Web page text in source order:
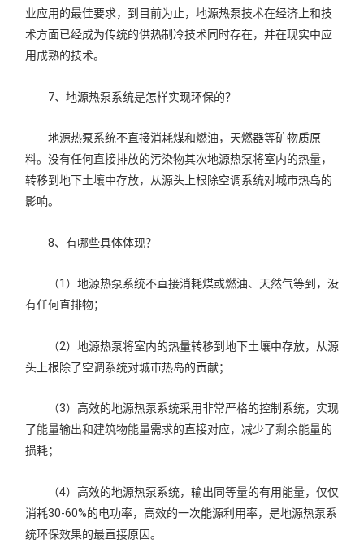
业应用的最佳要求，到目前为止，地源热泵技术在经济上和技
术方面已经成为传统的供热制冷技术同时存在，并在现实中应
用成熟的技术。
7、地源热泵系统是怎样实现环保的？
地源热泵系统不直接消耗煤和燃油，天燃器等矿物质原
料。没有任何直接排放的污染物其次地源热泵将室内的热量，
转移到地下土壤中存放，从源头上根除空调系统对城市热岛的
影响。
8、有哪些具体体现？
（1）地源热泵系统不直接消耗煤或燃油、天然气等到，没
有任何直排物；
（2）地源热泵将室内的热量转移到地下土壤中存放，从源
头上根除了空调系统对城市热岛的贡献；
（3）高效的地源热泵系统采用非常严格的控制系统，实现
了能量输出和建筑物能量需求的直接对应，减少了剩余能量的
损耗；
（4）高效的地源热泵系统，输出同等量的有用能量，仅仅
消耗30-60%的电功率，高效的一次能源利用率，是地源热泵系
统环保效果的最直接原因。